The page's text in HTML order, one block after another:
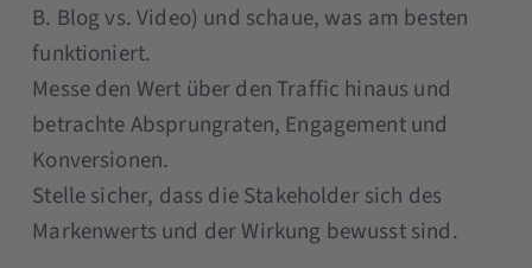
B. Blog vs. Video) und schaue, was am besten
funktioniert.
Messe den Wert über den Traffic hinaus und
betrachte Absprungraten, Engagement und
Konversionen.
Stelle sicher, dass die Stakeholder sich des
Markenwerts und der Wirkung bewusst sind.